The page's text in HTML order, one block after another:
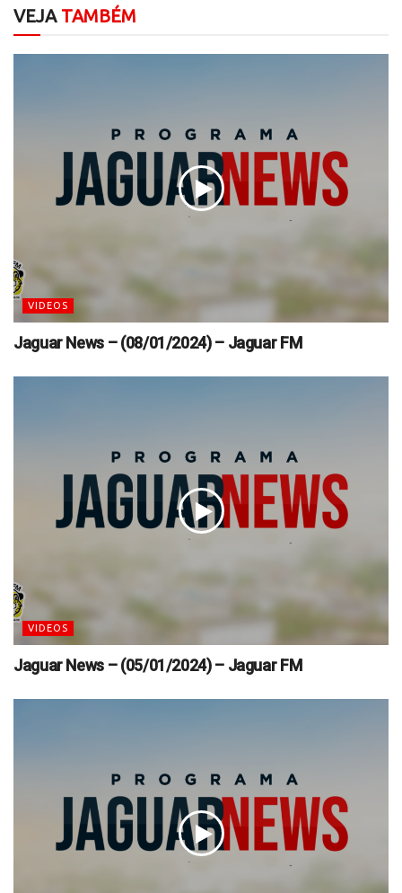
VEJATAMBÉM
VIDEOS
Jaguar News – (08/01/2024) – Jaguar FM
VIDEOS
Jaguar News – (05/01/2024) – Jaguar FM